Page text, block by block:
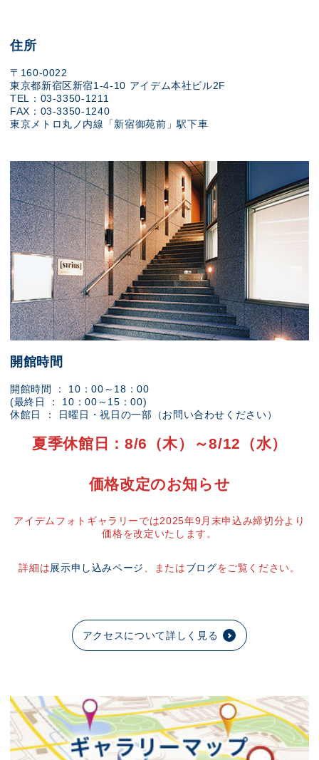
住所
〒160-0022
東京都新宿区新宿1-4-10 アイデム本社ビル2F
TEL：03-3350-1211
FAX：03-3350-1240
東京メトロ丸ノ内線「新宿御苑前」駅下車
開館時間
開館時間 ： 10：00～18：00
(最終日 ： 10：00～15：00)
休館日 ： 日曜日・祝日の一部（お問い合わせください）
夏季休館日：8/6（木）～8/12（水）
価格改定のお知らせ
アイデムフォトギャラリーでは2025年9月末申込み締切分より
価格を改定いたします。
詳細は展示申し込みページ 、またはブログをご覧ください。
アクセスについて詳しく見る